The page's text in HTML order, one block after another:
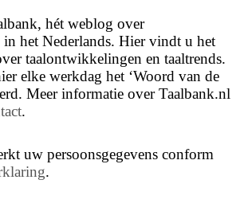
hét weblog over
in het Nederlands. Hier vindt u het
taalontwikkelingen en taaltrends.
elke werkdag het ‘Woord van de
Meer informatie over Taalbank.nl
.
uw persoonsgegevens conform
.